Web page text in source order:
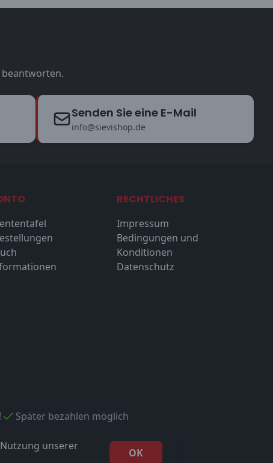
unserer
OK
beantworten.
Senden Sie eine E-Mail
info@sievishop.de
RECHTLICHES
Impressum
Bedingungen und
Konditionen
Datenschutz
Später bezahlen möglich